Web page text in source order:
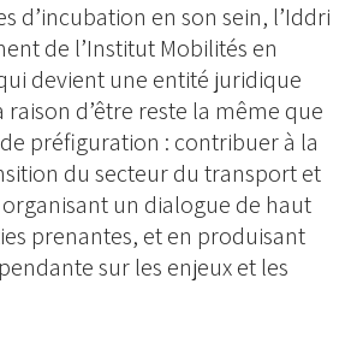
d’incubation en son sein, l’Iddri
de l’Institut Mobilités en
devient une entité juridique
d’être reste la même que
préfiguration : contribuer à la
du secteur du transport et
un dialogue de haut
prenantes, et en produisant
sur les enjeux et les